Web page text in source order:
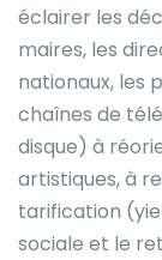
éclairer les
maires, les
nationaux, les
chaînes de
disque) à
artistiques, à
tarification
sociale et le